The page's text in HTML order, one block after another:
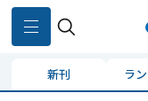
新刊 ラ